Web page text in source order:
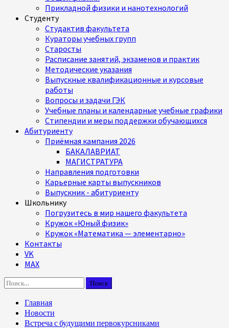
Прикладной физики и нанотехнологий
Студенту
Студактив факультета
Кураторы учебных групп
Старосты
Расписание занятий, экзаменов и практик
Методические указания
Выпускные квалификационные и курсовые
работы
Вопросы и задачи ГЭК
Учебные планы и календарные учебные графики
Стипендии и меры поддержки обучающихся
Абитуриенту
Приёмная кампания 2026
БАКАЛАВРИАТ
МАГИСТРАТУРА
Направления подготовки
Карьерные карты выпускников
Выпускник - абитуриенту
Школьнику
Погрузитесь в мир нашего факультета
Кружок «Юный физик»
Кружок «Математика — элементарно»
Контакты
VK
MAX
Найти:
Главная
Новости
Встреча с будущими первокурсниками